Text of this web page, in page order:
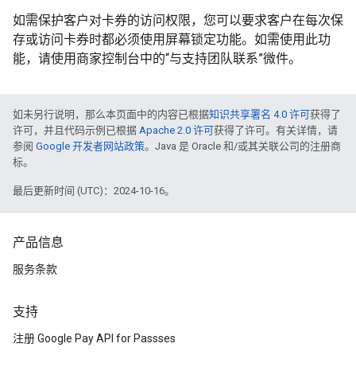
如需保护客户对卡券的访问权限，您可以要求客户在每次保
存或访问卡券时都必须使用屏幕锁定功能。如需使用此功
能，请使用商家控制台中的“与支持团队联系”微件。
如未另行说明，那么本页面中的内容已根据知识共享署名 4.0 许可获得了
许可，并且代码示例已根据 Apache 2.0 许可获得了许可。有关详情，请
参阅 Google 开发者网站政策。Java 是 Oracle 和/或其关联公司的注册商
标。
最后更新时间 (UTC)：2024-10-16。
产品信息
服务条款
支持
注册 Google Pay API for Passses